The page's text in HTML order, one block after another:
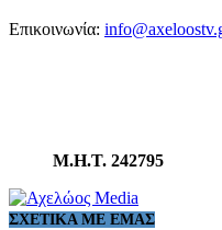
Επικοινωνία:
Μ.Η.Τ. 242795
ΣΧΕΤΙΚΆ ΜΕ ΕΜΆΣ